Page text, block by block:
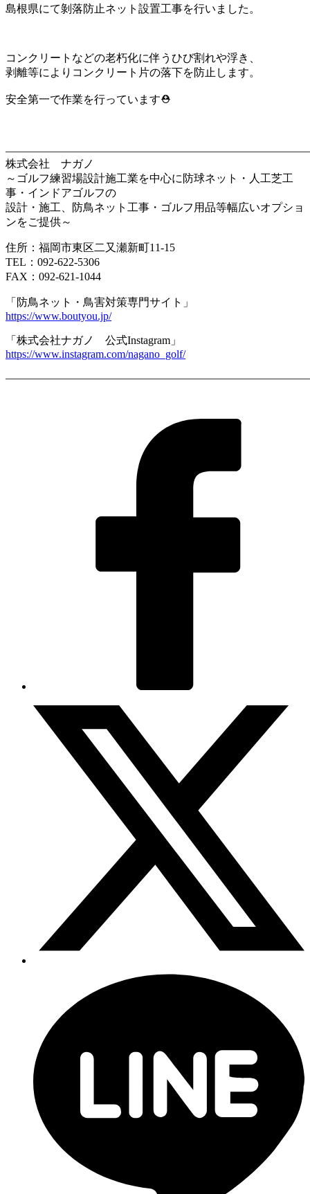
島根県にて剝落防止ネット設置工事を行いました。
コンクリートなどの老朽化に伴うひび割れや浮き、
剥離等によりコンクリート片の落下を防止します。
安全第一で作業を行っています⛑
株式会社 ナガノ
～ゴルフ練習場設計施工業を中心に防球ネット・人工芝工
事・インドアゴルフの
設計・施工、防鳥ネット工事・ゴルフ用品等幅広いオプショ
ンをご提供～
住所：福岡市東区二又瀬新町11-15
TEL：092-622-5306
FAX：092-621-1044
「防鳥ネット・鳥害対策専門サイト」
https://www.boutyou.jp/
「株式会社ナガノ 公式Instagram」
https://www.instagram.com/nagano_golf/